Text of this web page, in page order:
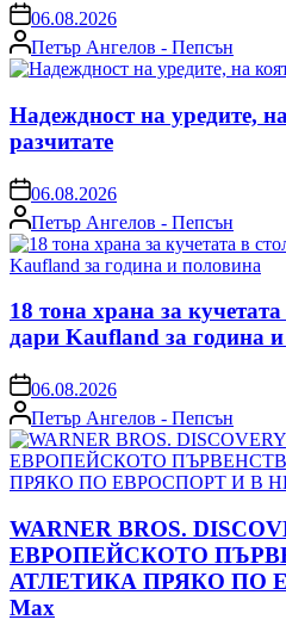
on06.08.2026
Posted
by
Петър Ангелов - Пепсън
Надеждност на уредите,
разчитате
on06.08.2026
Posted
by
Петър Ангелов - Пепсън
18 тона храна за
дари Kaufland за година
on06.08.2026
Posted
by
Петър Ангелов - Пепсън
WARNER BROS.
ЕВРОПЕЙСКОТО
АТЛЕТИКА ПРЯКО ПО
Мах